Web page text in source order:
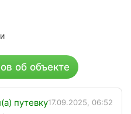
об объекте
путевку17.09.2025, 06:52